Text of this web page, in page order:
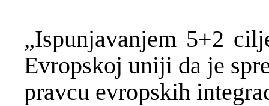
„Ispunjavanjem 5+2
Evropskoj uniji da je
pravcu evropskih